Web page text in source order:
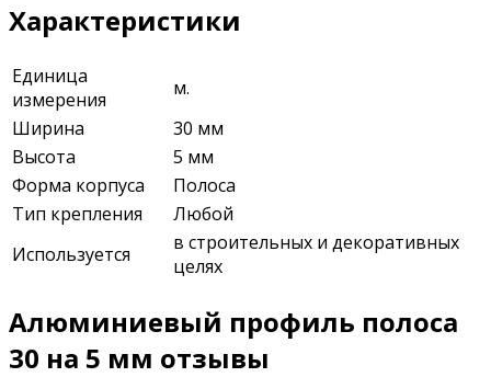
Характеристики
Единица
измерения
м.
Ширина
30 мм
Высота
5 мм
Форма корпуса
Полоса
Тип крепления
Любой
Используется
в строительных и декоративных
целях
Алюминиевый профиль полоса
30 на 5 мм отзывы